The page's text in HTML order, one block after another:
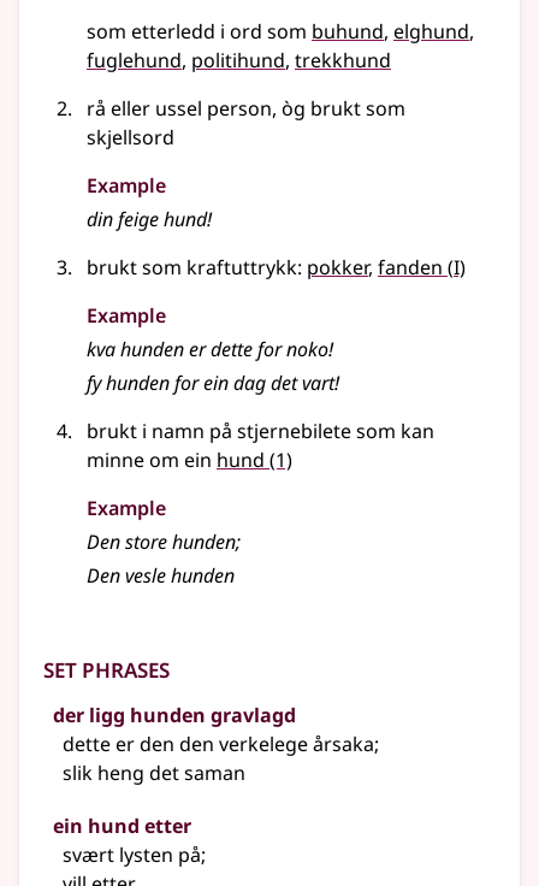
som etterledd i ord som buhund elghund
fuglehund politihund trekkhund
rå eller ussel person, òg brukt som
skjellsord
Example
din feige hund!
brukt som kraftuttrykk: pokker, fanden (1
I)
Example
kva hunden er dette for noko!
fy hunden for ein dag det vart!
brukt i namn på stjernebilete som kan
minne om ein hund (1)
Example
Den store hunden;
Den vesle hunden
Set phrases
der ligg hunden gravlagd
dette er den den verkelege årsaka;
slik heng det saman
ein hund etter
svært lysten på;